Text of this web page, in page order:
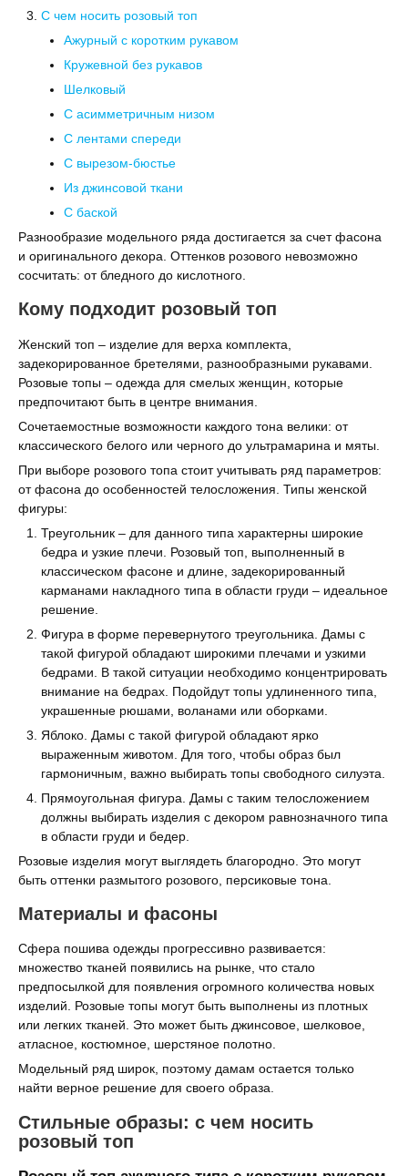
С чем носить розовый топ
Ажурный с коротким рукавом
Кружевной без рукавов
Шелковый
С асимметричным низом
С лентами спереди
С вырезом-бюстье
Из джинсовой ткани
С баской
Разнообразие модельного ряда достигается за счет фасона
и оригинального декора. Оттенков розового невозможно
сосчитать: от бледного до кислотного.
Кому подходит розовый топ
Женский топ – изделие для верха комплекта,
задекорированное бретелями, разнообразными рукавами.
Розовые топы – одежда для смелых женщин, которые
предпочитают быть в центре внимания.
Сочетаемостные возможности каждого тона велики: от
классического белого или черного до ультрамарина и мяты.
При выборе розового топа стоит учитывать ряд параметров:
от фасона до особенностей телосложения. Типы женской
фигуры:
Треугольник – для данного типа характерны широкие
бедра и узкие плечи. Розовый топ, выполненный в
классическом фасоне и длине, задекорированный
карманами накладного типа в области груди – идеальное
решение.
Фигура в форме перевернутого треугольника. Дамы с
такой фигурой обладают широкими плечами и узкими
бедрами. В такой ситуации необходимо концентрировать
внимание на бедрах. Подойдут топы удлиненного типа,
украшенные рюшами, воланами или оборками.
Яблоко. Дамы с такой фигурой обладают ярко
выраженным животом. Для того, чтобы образ был
гармоничным, важно выбирать топы свободного силуэта.
Прямоугольная фигура. Дамы с таким телосложением
должны выбирать изделия с декором равнозначного типа
в области груди и бедер.
Розовые изделия могут выглядеть благородно. Это могут
быть оттенки размытого розового, персиковые тона.
Материалы и фасоны
Сфера пошива одежды прогрессивно развивается:
множество тканей появились на рынке, что стало
предпосылкой для появления огромного количества новых
изделий. Розовые топы могут быть выполнены из плотных
или легких тканей. Это может быть джинсовое, шелковое,
атласное, костюмное, шерстяное полотно.
Модельный ряд широк, поэтому дамам остается только
найти верное решение для своего образа.
Стильные образы: с чем носить
розовый топ